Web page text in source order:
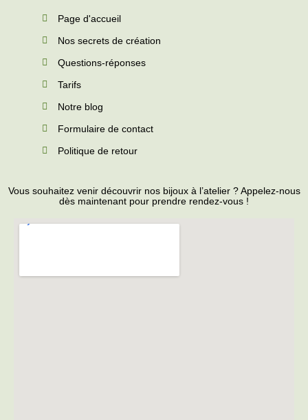
Page d'accueil
Nos secrets de création
Questions-réponses
Tarifs
Notre blog
Formulaire de contact
Politique de retour
Vous souhaitez venir découvrir nos bijoux à l’atelier ? Appelez-nous
dès maintenant pour prendre rendez-vous !